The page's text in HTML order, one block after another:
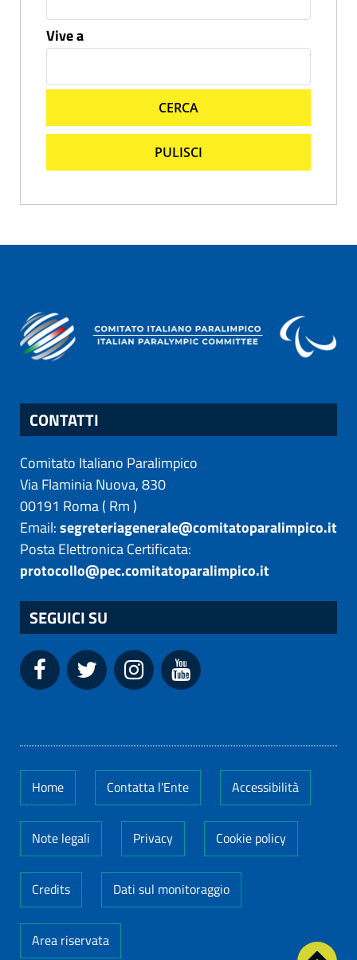
Vive a
CERCA
PULISCI
CONTATTI
Comitato Italiano Paralimpico
Via Flaminia Nuova, 830
00191 Roma( Rm)
Email:segreteriagenerale@comitatoparalimpico.it
Posta Elettronica Certificata:
protocollo@pec.comitatoparalimpico.it
SEGUICI SU
Home Contatta l'Ente Accessibilità
Note legali Privacy Cookie policy
Credits Dati sul monitoraggio
Area riservata